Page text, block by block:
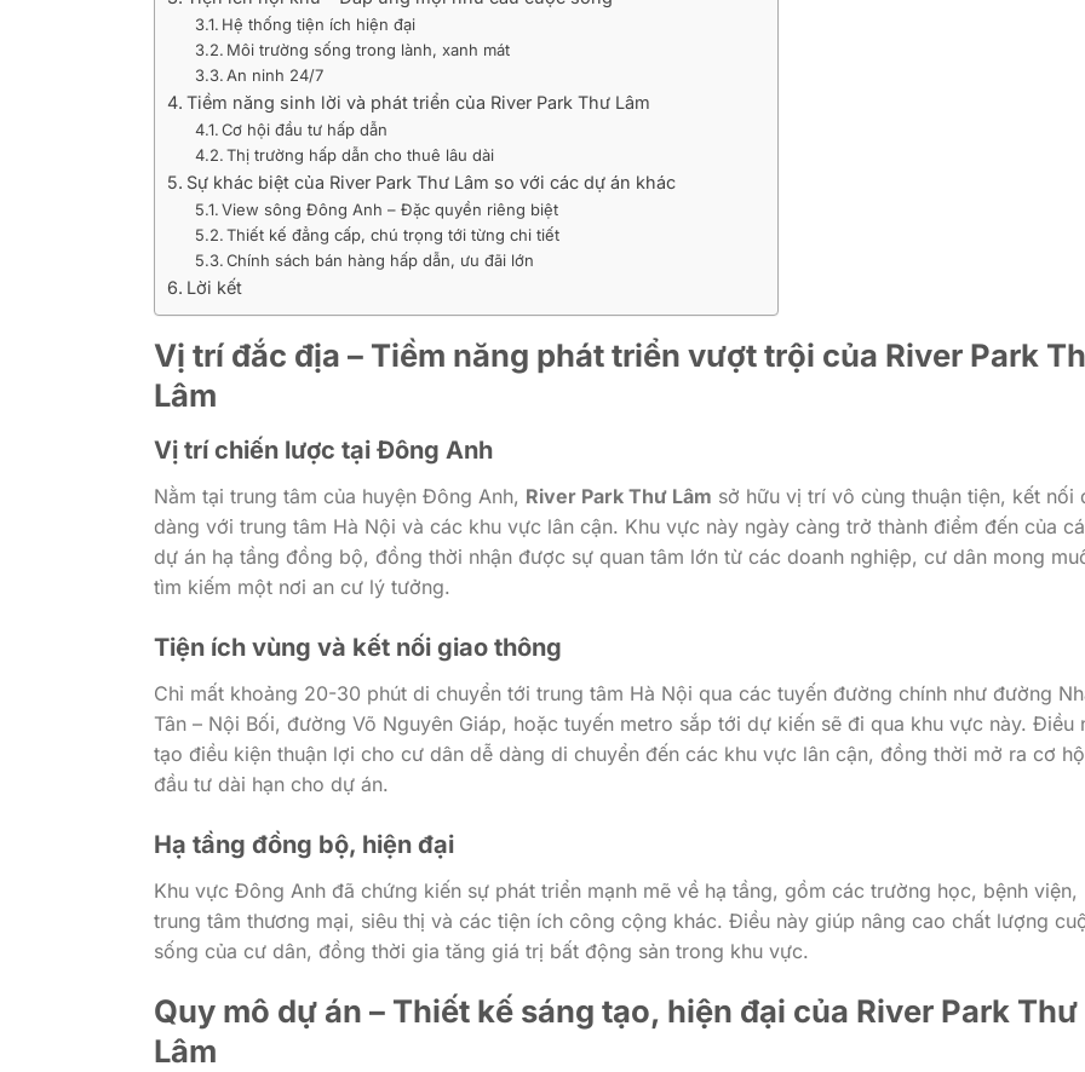
Hệ thống tiện ích hiện đại
Môi trường sống trong lành, xanh mát
An ninh 24/7
Tiềm năng sinh lời và phát triển của River Park Thư Lâm
Cơ hội đầu tư hấp dẫn
Thị trường hấp dẫn cho thuê lâu dài
Sự khác biệt của River Park Thư Lâm so với các dự án khác
View sông Đông Anh – Đặc quyền riêng biệt
Thiết kế đẳng cấp, chú trọng tới từng chi tiết
Chính sách bán hàng hấp dẫn, ưu đãi lớn
Lời kết
Vị trí đắc địa – Tiềm năng phát triển vượt trội của River Park
Lâm
Vị trí chiến lược tại Đông Anh
Nằm tại trung tâm của huyện Đông Anh, River Park Thư Lâm sở hữu vị trí vô cùng thuận tiện, kết nối
dàng với trung tâm Hà Nội và các khu vực lân cận. Khu vực này ngày càng trở thành điểm đến của
dự án hạ tầng đồng bộ, đồng thời nhận được sự quan tâm lớn từ các doanh nghiệp, cư dân mong
tìm kiếm một nơi an cư lý tưởng.
Tiện ích vùng và kết nối giao thông
Chỉ mất khoảng 20-30 phút di chuyển tới trung tâm Hà Nội qua các tuyến đường chính như đường
Tân – Nội Bối, đường Võ Nguyên Giáp, hoặc tuyến metro sắp tới dự kiến sẽ đi qua khu vực này. Điều
tạo điều kiện thuận lợi cho cư dân dễ dàng di chuyển đến các khu vực lân cận, đồng thời mở ra cơ
đầu tư dài hạn cho dự án.
Hạ tầng đồng bộ, hiện đại
Khu vực Đông Anh đã chứng kiến sự phát triển mạnh mẽ về hạ tầng, gồm các trường học, bệnh viện,
trung tâm thương mại, siêu thị và các tiện ích công cộng khác. Điều này giúp nâng cao chất lượng
sống của cư dân, đồng thời gia tăng giá trị bất động sản trong khu vực.
Quy mô dự án – Thiết kế sáng tạo, hiện đại của River Park Thư
Lâm